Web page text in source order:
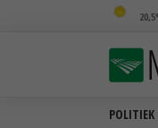
20,5